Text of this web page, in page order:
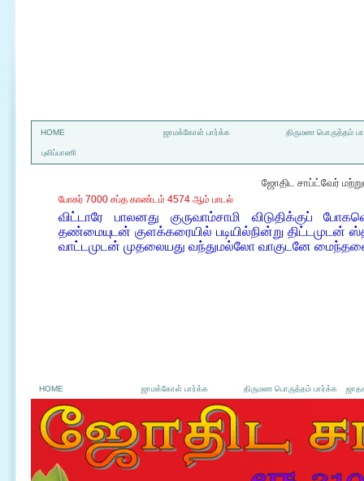
HOME ஜாமக்கோள் பார்க்க திருமண பொருத்தம்
புலிப்பாணி
ஜோதிட சாப்ட்வேர்
போகர் 7000 சப்த காண்டம் 4574 ஆம் பாடல்
விட்டாரே பாலனது குருவாம்சாமி விடுதிக்குப்
தண்மையுடன் குளக்கரையில் படியில்நின்று
வாட்டமுடன் முதலையது வந்துமல்லோ வாகுடனே
HOME ஜாமக்கோள் பார்க்க திருமண பொருத்தம் பார்க்க